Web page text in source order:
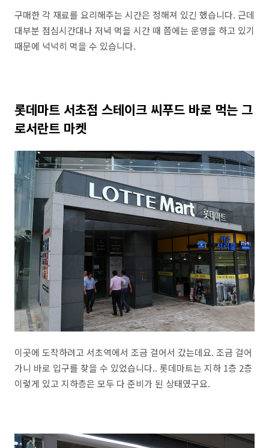
구매한 각 재료를 요리해주는 시간은 정해져 있긴 했습니다. 근데
대부분 점심시간대나 저녁 먹을 시간 때 쯤에는 운영을 하고 있기
때문에 넉넉히 먹을 수 있습니다.
롯데마트 서초점 스테이크 씨푸드 바로 먹는 그
로서란트 마켓
이곳에 도착하려고 서초역에서 조금 걸어서 갔는데요. 조금 걸어
가니 바로 입구를 찾을 수 있었습니다.. 롯데마트는 지하 1층 2층
이렇게 있고 지하층은 모두 다 준비가 된 상태였구요.